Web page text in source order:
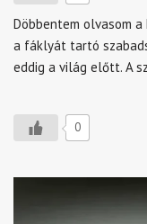
Döbbentem olvasom
a fáklyát tartó
eddig a világ előtt. A
0